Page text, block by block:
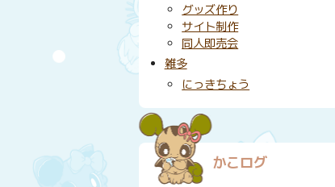
グッズ作り
サイト制作
同人即売会
雑多
にっきちょう
かこログ